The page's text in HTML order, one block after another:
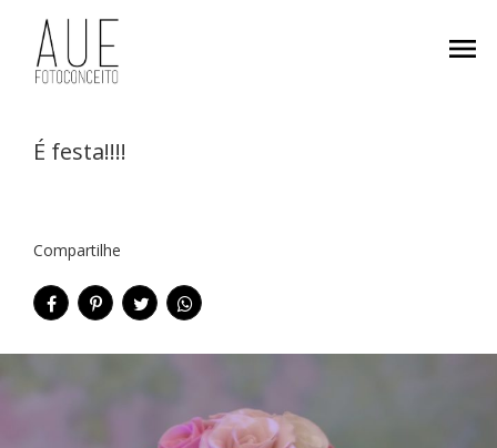
menu
É festa!!!!
Compartilhe